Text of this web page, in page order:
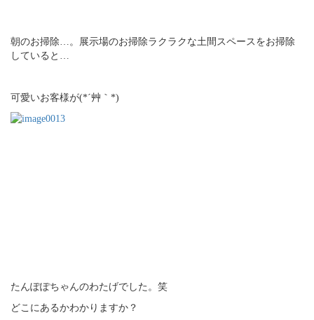
朝のお掃除…。展示場のお掃除ラクラクな土間スペースをお掃除
していると…
可愛いお客様が(*´艸｀*)
たんぽぽちゃんのわたげでした。笑
どこにあるかわかりますか？